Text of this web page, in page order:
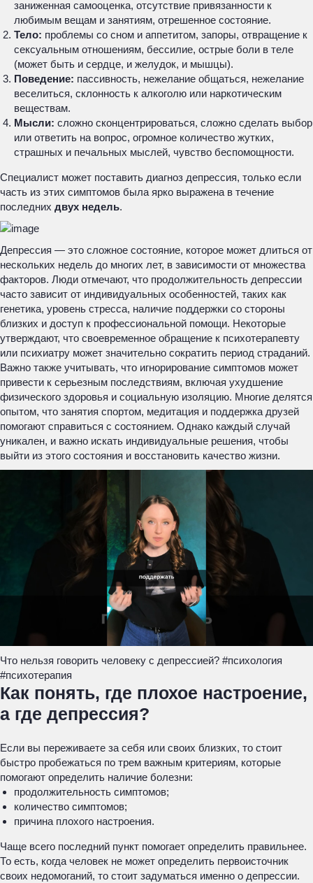
заниженная самооценка, отсутствие привязанности к
любимым вещам и занятиям, отрешенное состояние.
Тело: проблемы со сном и аппетитом, запоры, отвращение к
сексуальным отношениям, бессилие, острые боли в теле
(может быть и сердце, и желудок, и мышцы).
Поведение: пассивность, нежелание общаться, нежелание
веселиться, склонность к алкоголю или наркотическим
веществам.
Мысли: сложно сконцентрироваться, сложно сделать выбор
или ответить на вопрос, огромное количество жутких,
страшных и печальных мыслей, чувство беспомощности.
Специалист может поставить диагноз депрессия, только если
часть из этих симптомов была ярко выражена в течение
последних двух недель.
Депрессия — это сложное состояние, которое может длиться от
нескольких недель до многих лет, в зависимости от множества
факторов. Люди отмечают, что продолжительность депрессии
часто зависит от индивидуальных особенностей, таких как
генетика, уровень стресса, наличие поддержки со стороны
близких и доступ к профессиональной помощи. Некоторые
утверждают, что своевременное обращение к психотерапевту
или психиатру может значительно сократить период страданий.
Важно также учитывать, что игнорирование симптомов может
привести к серьезным последствиям, включая ухудшение
физического здоровья и социальную изоляцию. Многие делятся
опытом, что занятия спортом, медитация и поддержка друзей
помогают справиться с состоянием. Однако каждый случай
уникален, и важно искать индивидуальные решения, чтобы
выйти из этого состояния и восстановить качество жизни.
Что нельзя говорить человеку с депрессией? #психология
#психотерапия
Как понять, где плохое настроение,
а где депрессия?
Если вы переживаете за себя или своих близких, то стоит
быстро пробежаться по трем важным критериям, которые
помогают определить наличие болезни:
продолжительность симптомов;
количество симптомов;
причина плохого настроения.
Чаще всего последний пункт помогает определить правильнее.
То есть, когда человек не может определить первоисточник
своих недомоганий, то стоит задуматься именно о депрессии.